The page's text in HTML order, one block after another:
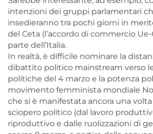
intenzioni dei gruppi parlamentari
insedieranno tra pochi giorni in
del Ceta (l’accordo di commercio Ue-
parte dell’Italia.
In realtà, è difficile nominare la
dibattito politico mainstream verso
politiche del 4 marzo e la potenza
movimento femminista mondiale
che si è manifestata ancora una
sciopero politico (dal lavoro
riproduttivo e dalle ruolizzazioni di